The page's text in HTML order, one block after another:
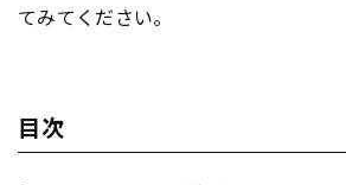
てみてください。
目次